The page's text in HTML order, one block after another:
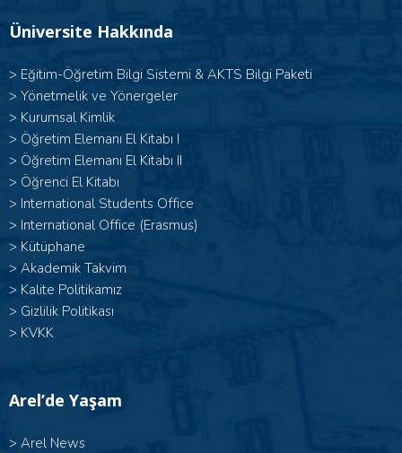
Üniversite Hakkında
> Eğitim-Öğretim Bilgi Sistemi & AKTS Bilgi Paketi
> Yönetmelik ve Yönergeler
> Kurumsal Kimlik
> Öğretim Elemanı El Kitabı I
> Öğretim Elemanı El Kitabı II
> Öğrenci El Kitabı
> International Students Office
> International Office (Erasmus)
> Kütüphane
> Akademik Takvim
> Kalite Politikamız
> Gizlilik Politikası
> KVKK
Arel’de Yaşam
> Arel News